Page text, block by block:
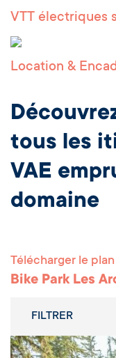
VTT électriques
Location &
tous les
VAE
domaine
Télécharger le
Bike Park Les
FILTRER